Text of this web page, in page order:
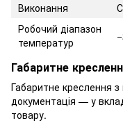
Виконання
Робочий діапазон
температур
Габаритне
Габаритне креслення
документація — у
товару.